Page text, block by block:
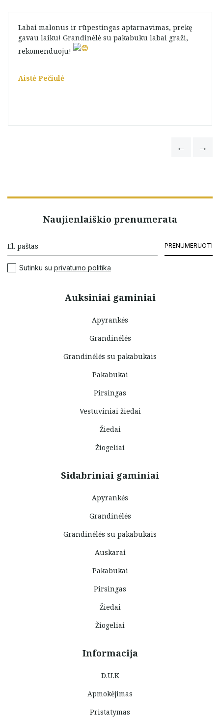
Labai malonus ir rūpestingas aptarnavimas, prekę
gavau laiku! Grandinėlė su pakabuku labai graži,
rekomenduoju! ️
Aistė Pečiulė
Auksiniai gaminiai
Apyrankės
Grandinėlės
Grandinėlės su pakabukais
Pakabukai
Pirsingas
Vestuviniai žiedai
Žiedai
Žiogeliai
Sidabriniai gaminiai
Apyrankės
Grandinėlės
Grandinėlės su pakabukais
Auskarai
Pakabukai
Pirsingas
Žiedai
Žiogeliai
Informacija
D.U.K
Apmokėjimas
Pristatymas
Naujienlaiškio prenumerata
PRENUMERUOTI
Sutinku su privatumo politika